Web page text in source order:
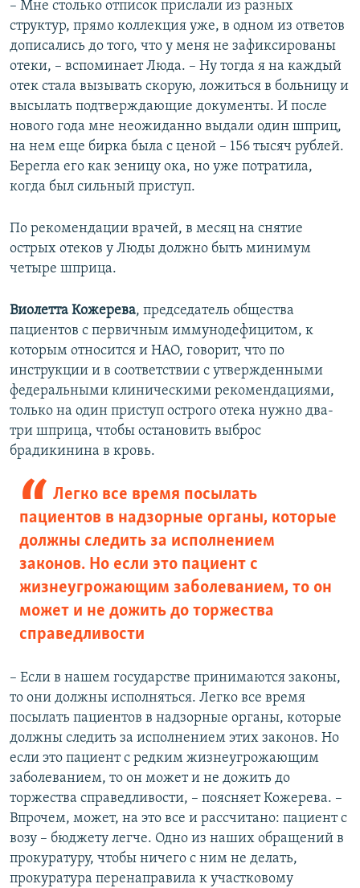
– Мне столько отписок прислали из разных
структур, прямо коллекция уже, в одном из ответов
дописались до того, что у меня не зафиксированы
отеки, – вспоминает Люда. – Ну тогда я на каждый
отек стала вызывать скорую, ложиться в больницу и
высылать подтверждающие документы. И после
нового года мне неожиданно выдали один шприц,
на нем еще бирка была с ценой – 156 тысяч рублей.
Берегла его как зеницу ока, но уже потратила,
когда был сильный приступ.
По рекомендации врачей, в месяц на снятие
острых отеков у Люды должно быть минимум
четыре шприца.
Виолетта Кожерева, председатель общества
пациентов с первичным иммунодефицитом, к
которым относится и НАО, говорит, что по
инструкции и в соответствии с утвержденными
федеральными клиническими рекомендациями,
только на один приступ острого отека нужно два-
три шприца, чтобы остановить выброс
брадикинина в кровь.
Легко все время посылать
пациентов в надзорные органы, которые
должны следить за исполнением
законов. Но если это пациент с
жизнеугрожающим заболеванием, то он
может и не дожить до торжества
справедливости
– Если в нашем государстве принимаются законы,
то они должны исполняться. Легко все время
посылать пациентов в надзорные органы, которые
должны следить за исполнением этих законов. Но
если это пациент с редким жизнеугрожающим
заболеванием, то он может и не дожить до
торжества справедливости, – поясняет Кожерева. –
Впрочем, может, на это все и рассчитано: пациент с
возу – бюджету легче. Одно из наших обращений в
прокуратуру, чтобы ничего с ним не делать,
прокуратура перенаправила к участковому